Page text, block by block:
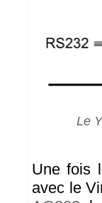
Le
Une fois
avec le